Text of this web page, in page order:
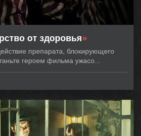
от здоровья»
препарата, блокирующего
героем фильма ужасо...